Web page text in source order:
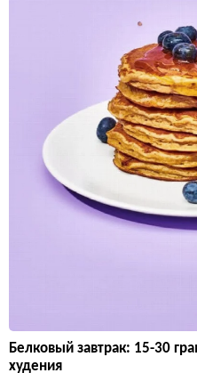
Белковый завтрак: 15-30
худения